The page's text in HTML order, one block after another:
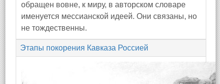
обращен вовне, к миру, в авторском словаре
именуется мессианской идеей. Они связаны, но
не тождественны.
Этапы покорения Кавказа Россией